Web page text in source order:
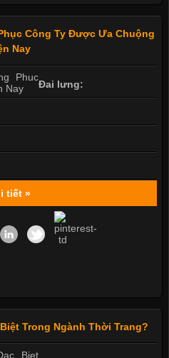
Công Ty Được Ưa Chuộng
Nay
Đai lưng:
tiết »
Trong Ngành Thời Trang?